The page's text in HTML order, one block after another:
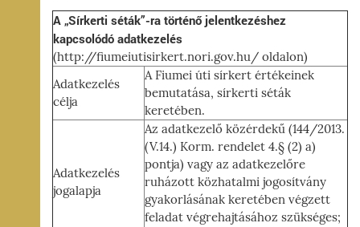
A „Sírkerti séták”-ra történő jelentkezéshez
kapcsolódó adatkezelés
(http://fiumeiutisirkert.nori.gov.hu/ oldalon)
Adatkezelés
célja
A Fiumei úti sírkert értékeinek
bemutatása, sírkerti séták
keretében.
Adatkezelés
jogalapja
Az adatkezelő közérdekű (144/2013.
(V.14.) Korm. rendelet 4.§ (2) a)
pontja) vagy az adatkezelőre
ruházott közhatalmi jogosítvány
gyakorlásának keretében végzett
feladat végrehajtásához szükséges;